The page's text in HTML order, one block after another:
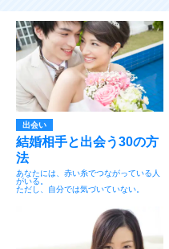
出会い
結婚相手と出会う30の方
法
あなたには、赤い糸でつながっている人
がいる。
ただし、自分では気づいていない。